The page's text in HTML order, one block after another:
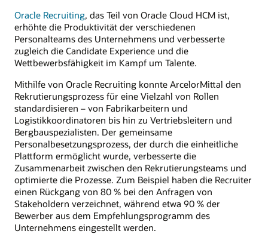
Oracle Recruiting, das Teil von Oracle Cloud HCM ist,
erhöhte die Produktivität der verschiedenen
Personalteams des Unternehmens und verbesserte
zugleich die Candidate Experience und die
Wettbewerbsfähigkeit im Kampf um Talente.
Mithilfe von Oracle Recruiting konnte ArcelorMittal den
Rekrutierungsprozess für eine Vielzahl von Rollen
standardisieren – von Fabrikarbeitern und
Logistikkoordinatoren bis hin zu Vertriebsleitern und
Bergbauspezialisten. Der gemeinsame
Personalbesetzungsprozess, der durch die einheitliche
Plattform ermöglicht wurde, verbesserte die
Zusammenarbeit zwischen den Rekrutierungsteams und
optimierte die Prozesse. Zum Beispiel haben die Recruiter
einen Rückgang von 80 % bei den Anfragen von
Stakeholdern verzeichnet, während etwa 90 % der
Bewerber aus dem Empfehlungsprogramm des
Unternehmens eingestellt werden.